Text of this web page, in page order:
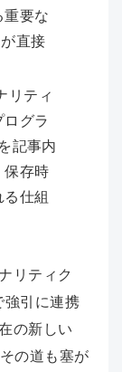
重要な
直接
リティ
グラ
記事内
保存時
仕組
リティク
強引に連携
の新しい
の道も塞が